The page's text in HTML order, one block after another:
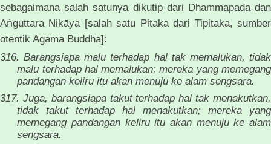
sebagaimana salah satunya dikutip dari Dhammapada dan
Aṅguttara Nikāya [salah satu Pitaka dari Tipitaka, sumber
otentik Agama Buddha]:
316. Barangsiapa malu terhadap hal tak memalukan, tidak
malu terhadap hal memalukan; mereka yang memegang
pandangan keliru itu akan menuju ke alam sengsara.
317. Juga, barangsiapa takut terhadap hal tak menakutkan,
tidak takut terhadap hal menakutkan; mereka yang
memegang pandangan keliru itu akan menuju ke alam
sengsara.